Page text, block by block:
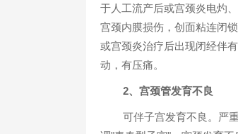
于人工流产后或宫颈炎电灼
宫颈内膜损伤，创面粘连闭
或宫颈炎治疗后出现闭经伴
动，有压痛。
2、宫颈管发育不良
可伴子宫发育不良。严